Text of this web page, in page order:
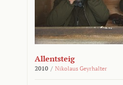
Allentsteig
2010 / Nikolaus Geyrhalter